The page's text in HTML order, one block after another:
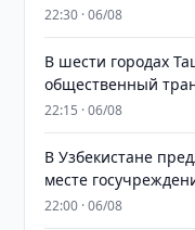
22:30 · 06/08
В шести городах
общественный
22:15 · 06/08
В Узбекистане
месте
22:00 · 06/08